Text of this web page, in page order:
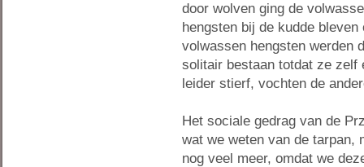
door wolven ging de
hengsten bij de kudde
volwassen hengsten werden
solitair bestaan totdat ze zelf
leider stierf, vochten de
Het sociale gedrag van de
wat we weten van de tarpan,
nog veel meer, omdat we